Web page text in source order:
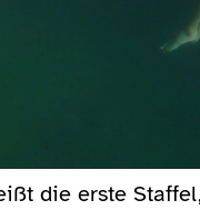
die erste